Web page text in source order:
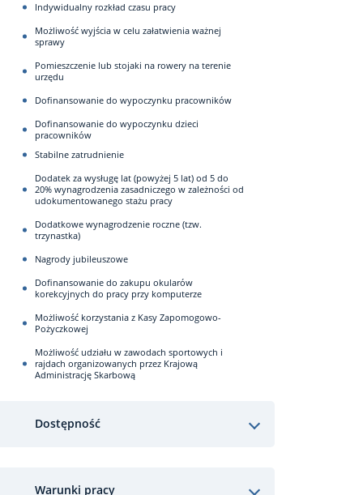
Indywidualny rozkład czasu pracy
Możliwość wyjścia w celu załatwienia ważnej
sprawy
Pomieszczenie lub stojaki na rowery na terenie
urzędu
Dofinansowanie do wypoczynku pracowników
Dofinansowanie do wypoczynku dzieci
pracowników
Stabilne zatrudnienie
Dodatek za wysługę lat (powyżej 5 lat) od 5 do
20% wynagrodzenia zasadniczego w zależności od
udokumentowanego stażu pracy
Dodatkowe wynagrodzenie roczne (tzw.
trzynastka)
Nagrody jubileuszowe
Dofinansowanie do zakupu okularów
korekcyjnych do pracy przy komputerze
Możliwość korzystania z Kasy Zapomogowo-
Pożyczkowej
Możliwość udziału w zawodach sportowych i
rajdach organizowanych przez Krajową
Administrację Skarbową
Dostępność
Warunki pracy